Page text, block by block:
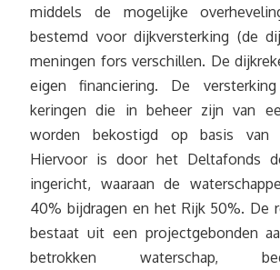
middels de mogelijke
bestemd voor dijkversterking (de
meningen fors verschillen. De
eigen financiering. De
keringen die in beheer zijn van
worden bekostigd op basis van
Hiervoor is door het Deltafonds
ingericht, waaraan de
40% bijdragen en het Rijk 50%. De
bestaat uit een projectgebonden
betrokken waterschap,